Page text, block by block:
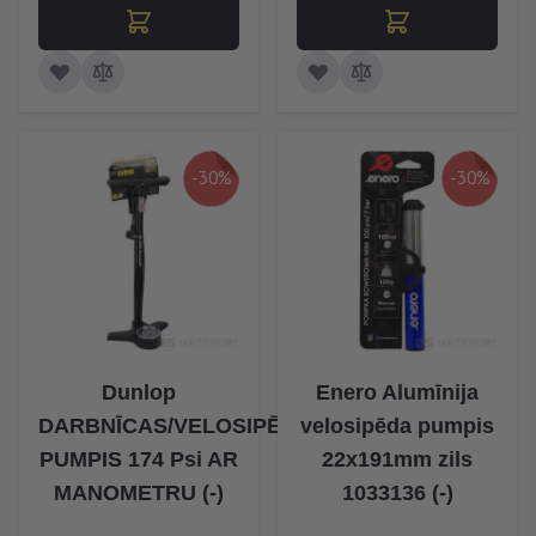
-30%
Dunlop
DARBNĪCAS/VELOSIPĒDA
PUMPIS 174 Psi AR
MANOMETRU (-)
-30%
Enero Alumīnija
velosipēda pumpis
22x191mm zils
1033136 (-)